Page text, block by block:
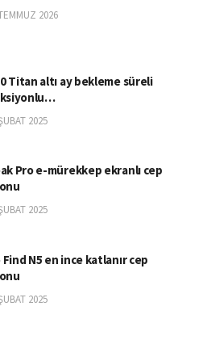
2026
Titan altı ay bekleme süreli
2025
Pro e-mürekkep ekranlı cep
2025
N5 en ince katlanır cep
2025